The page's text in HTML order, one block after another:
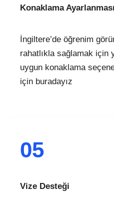
Konaklama Ayarlanması
İngiltere’de öğrenim
rahatlıkla sağlamak için
uygun konaklama
için buradayız
05
Vize Desteği